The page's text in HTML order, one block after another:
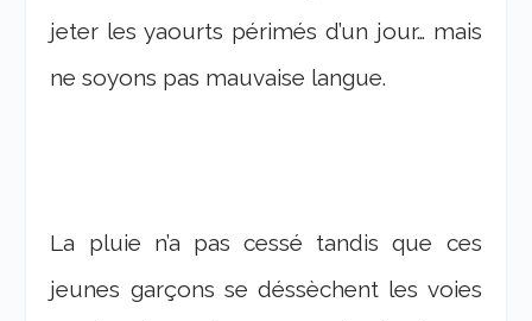
jeter les yaourts périmés d’un jour… mais
ne soyons pas mauvaise langue.
La pluie n’a pas cessé tandis que ces
jeunes garçons se déssèchent les voies